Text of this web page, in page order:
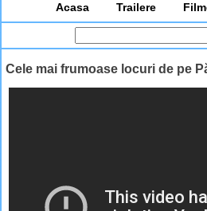
Acasa Trailere
Cele mai frumoase locuri de pe